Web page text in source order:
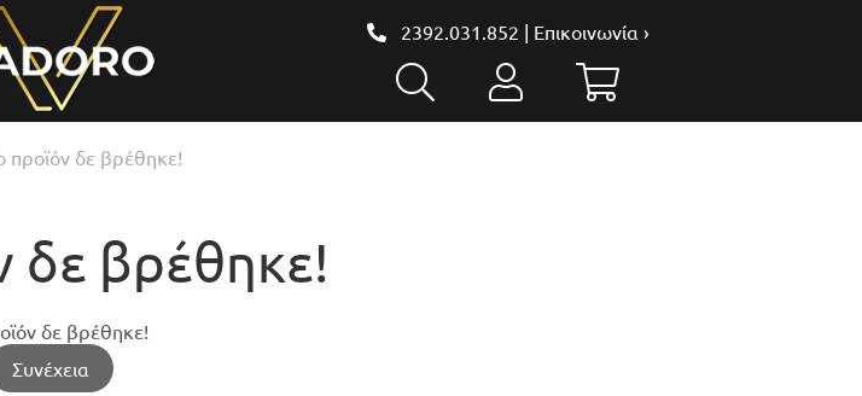
2392.031.852 | Επικοινωνία ›
προϊόν δε βρέθηκε!
δε βρέθηκε!
δε βρέθηκε!
Συνέχεια